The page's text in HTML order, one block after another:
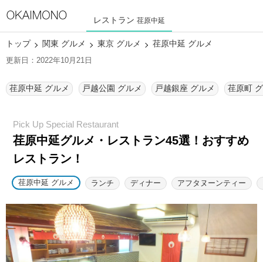
レストラン 荏原中延
トップ 関東 グルメ 東京 グルメ 荏原中延 グルメ
更新日：2022年10月21日
荏原中延 グルメ 戸越公園 グルメ 戸越銀座 グルメ 荏原町
荏原中延グルメ・レストラン45選！ おすすめ
レストラン！
荏原中延 グルメ ランチ ディナー アフタヌーンティー